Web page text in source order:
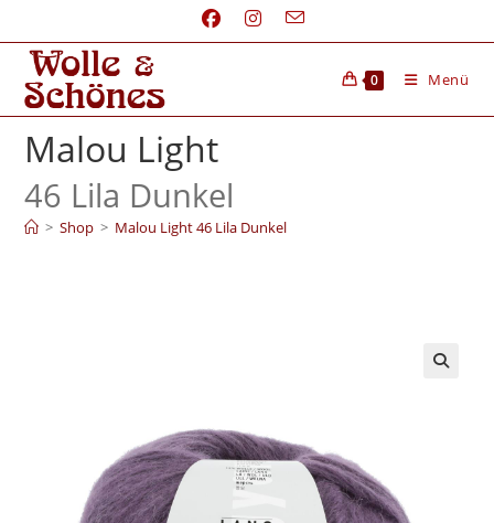
0 Menü
Malou Light
46 Lila Dunkel
> Shop > Malou Light 46 Lila Dunkel